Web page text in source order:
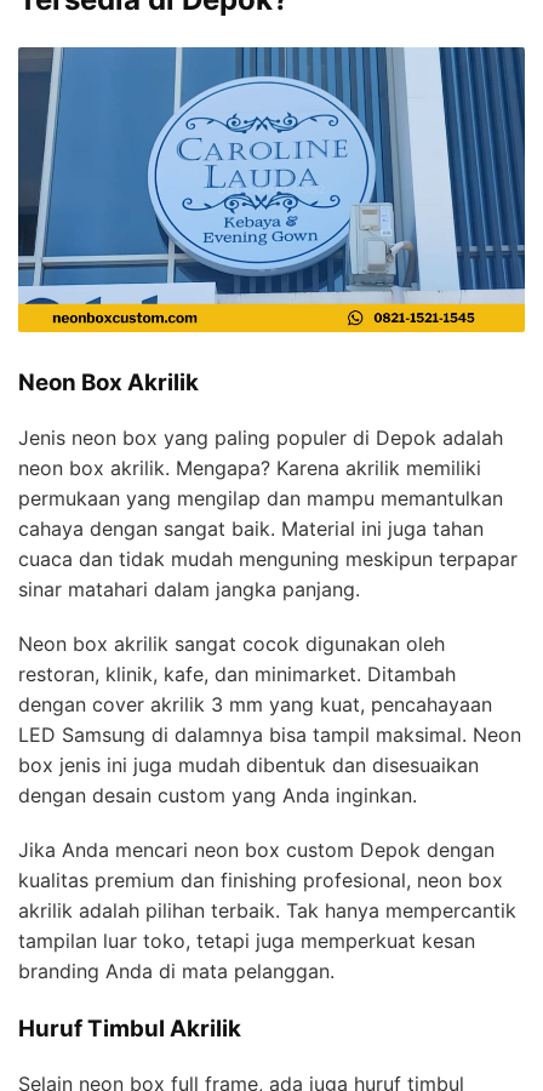
Neon Box Akrilik
Jenis neon box yang paling populer di Depok adalah
neon box akrilik. Mengapa? Karena akrilik memiliki
permukaan yang mengilap dan mampu memantulkan
cahaya dengan sangat baik. Material ini juga tahan
cuaca dan tidak mudah menguning meskipun terpapar
sinar matahari dalam jangka panjang.
Neon box akrilik sangat cocok digunakan oleh
restoran, klinik, kafe, dan minimarket. Ditambah
dengan cover akrilik 3 mm yang kuat, pencahayaan
LED Samsung di dalamnya bisa tampil maksimal. Neon
box jenis ini juga mudah dibentuk dan disesuaikan
dengan desain custom yang Anda inginkan.
Jika Anda mencari neon box custom Depok dengan
kualitas premium dan finishing profesional, neon box
akrilik adalah pilihan terbaik. Tak hanya mempercantik
tampilan luar toko, tetapi juga memperkuat kesan
branding Anda di mata pelanggan.
Huruf Timbul Akrilik
Selain neon box full frame, ada juga huruf timbul